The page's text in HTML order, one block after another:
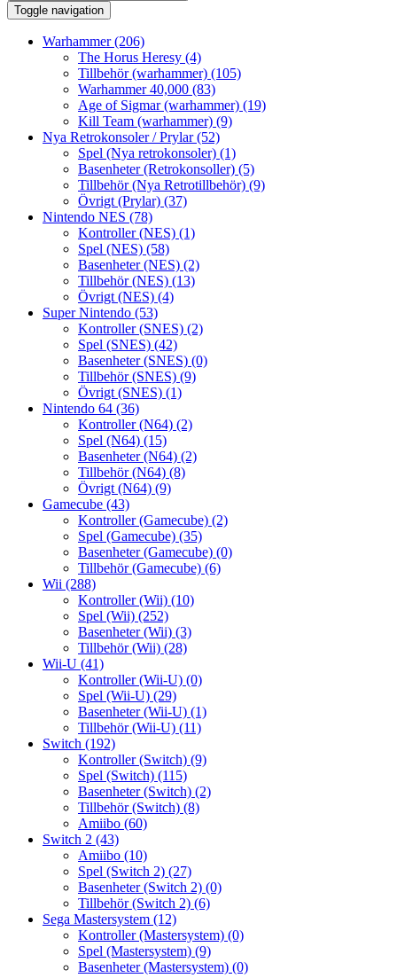
Toggle navigation
Warhammer(206)
The Horus Heresy (4)
Tillbehör (warhammer) (105)
Warhammer 40,000 (83)
Age of Sigmar (warhammer) (19)
Kill Team (warhammer) (9)
Nya Retrokonsoler / Prylar(52)
Spel (Nya retrokonsoler) (1)
Basenheter (Retrokonsoller) (5)
Tillbehör (Nya Retrotillbehör) (9)
Övrigt (Prylar) (37)
Nintendo NES (78)
Kontroller (NES) (1)
Spel (NES) (58)
Basenheter (NES) (2)
Tillbehör (NES) (13)
Övrigt (NES) (4)
Super Nintendo (53)
Kontroller (SNES) (2)
Spel (SNES) (42)
Basenheter (SNES) (0)
Tillbehör (SNES) (9)
Övrigt (SNES) (1)
Nintendo 64 (36)
Kontroller (N64) (2)
Spel (N64) (15)
Basenheter (N64) (2)
Tillbehör (N64) (8)
Övrigt (N64) (9)
Gamecube (43)
Kontroller (Gamecube) (2)
Spel (Gamecube) (35)
Basenheter (Gamecube) (0)
Tillbehör (Gamecube) (6)
Wii (288)
Kontroller (Wii) (10)
Spel (Wii) (252)
Basenheter (Wii) (3)
Tillbehör (Wii) (28)
Wii-U (41)
Kontroller (Wii-U) (0)
Spel (Wii-U) (29)
Basenheter (Wii-U) (1)
Tillbehör (Wii-U) (11)
Switch (192)
Kontroller (Switch) (9)
Spel (Switch) (115)
Basenheter (Switch) (2)
Tillbehör (Switch) (8)
Amiibo (60)
Switch 2 (43)
Amiibo (10)
Spel (Switch 2) (27)
Basenheter (Switch 2) (0)
Tillbehör (Switch 2) (6)
Sega Mastersystem (12)
Kontroller (Mastersystem) (0)
Spel (Mastersystem) (9)
Basenheter (Mastersystem) (0)